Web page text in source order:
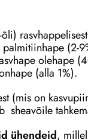
(2-
olehape
(alla 1%).
(mis on
sheavõile
ühendeid,